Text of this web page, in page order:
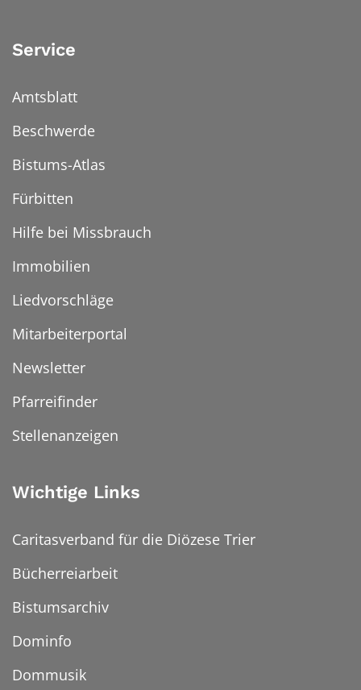
Service
Amtsblatt
Beschwerde
Bistums-Atlas
Fürbitten
Hilfe bei Missbrauch
Immobilien
Liedvorschläge
Mitarbeiterportal
Newsletter
Pfarreifinder
Stellenanzeigen
Wichtige Links
Caritasverband für die Diözese Trier
Bücherreiarbeit
Bistumsarchiv
Dominfo
Dommusik